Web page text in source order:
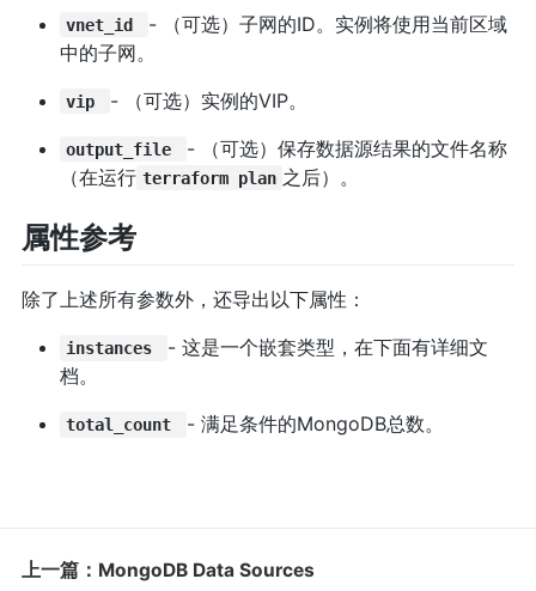
vnet_id
- （可选）子网的ID。实例将使用当前区域
中的子网。
vip - （可选）实例的VIP。
output_file
- （可选）保存数据源结果的文件名称
（在运行 terraform plan 之后）。
属性参考
除了上述所有参数外，还导出以下属性：
instances
- 这是一个嵌套类型，在下面有详细文
档。
total_count - 满足条件的MongoDB总数。
上一篇：MongoDB Data Sources